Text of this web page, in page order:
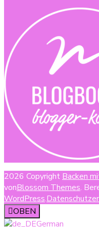
2026 Copyright Backen
vonBlossom Themes.
WordPress.
OBEN
German